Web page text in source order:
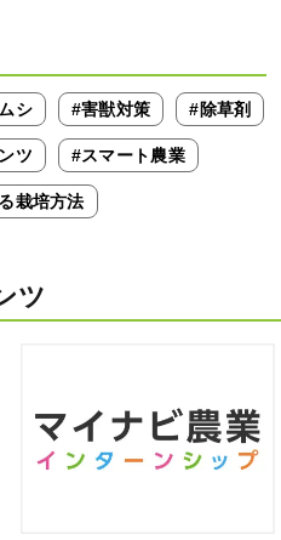
シ #害獣対策 #除草剤
ツ #スマート農業
栽培方法
ツ